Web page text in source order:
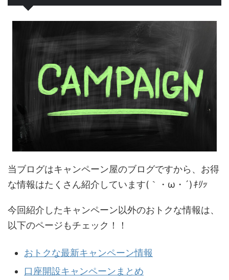
当ブログはキャンペーン屋のブログですから、お得
な情報はたくさん紹介しています(｀・ω・´)ｷﾘｯ
今回紹介したキャンペーン以外のおトクな情報は、
以下のページもチェック！！
おトクな最新キャンペーン情報
口座開設キャンペーンまとめ